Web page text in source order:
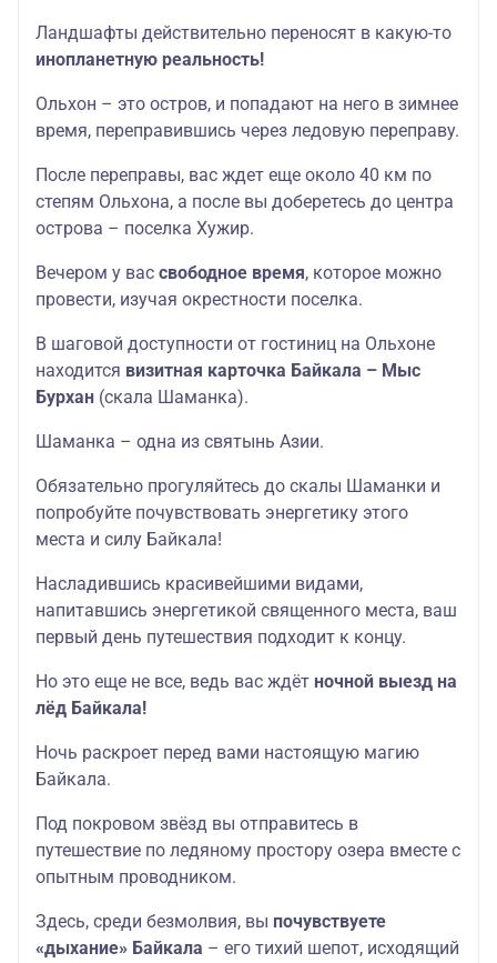
Ландшафты действительно переносят в какую-то
инопланетную реальность!
Ольхон – это остров, и попадают на него в зимнее
время, переправившись через ледовую переправу.
После переправы, вас ждет еще около 40 км по
степям Ольхона, а после вы доберетесь до центра
острова – поселка Хужир.
Вечером у вас свободное время, которое можно
провести, изучая окрестности поселка.
В шаговой доступности от гостиниц на Ольхоне
находится визитная карточка Байкала – Мыс
Бурхан (скала Шаманка).
Шаманка – одна из святынь Азии.
Обязательно прогуляйтесь до скалы Шаманки и
попробуйте почувствовать энергетику этого
места и силу Байкала!
Насладившись красивейшими видами,
напитавшись энергетикой священного места, ваш
первый день путешествия подходит к концу.
Но это еще не все, ведь вас ждёт ночной выезд на
лёд Байкала!
Ночь раскроет перед вами настоящую магию
Байкала.
Под покровом звёзд вы отправитесь в
путешествие по ледяному простору озера вместе с
опытным проводником.
Здесь, среди безмолвия, вы почувствуете
«дыхание» Байкала – его тихий шепот, исходящий